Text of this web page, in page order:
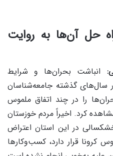
حل آن‌ها به روایت
انباشت بحران‌ها و شرایط
سال‌های گذشته جامعه‌شناسان
را در چند اتفاق ملموس
کرد. اخیراً مردم خوزستان
در این استان اعتراض
کرونا قرار دارد، کسب‌وکارها